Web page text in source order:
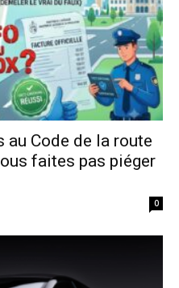
Code de la route
faites pas piéger
0